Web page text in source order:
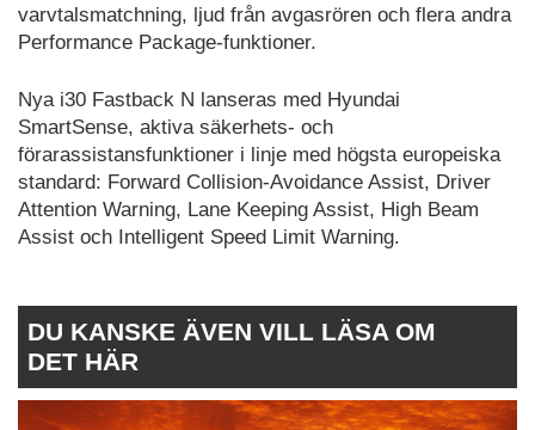
varvtalsmatchning, ljud från avgasrören och flera andra
Performance Package-funktioner.
Nya i30 Fastback N lanseras med Hyundai
SmartSense, aktiva säkerhets- och
förarassistansfunktioner i linje med högsta europeiska
standard: Forward Collision-Avoidance Assist, Driver
Attention Warning, Lane Keeping Assist, High Beam
Assist och Intelligent Speed Limit Warning.
DU KANSKE ÄVEN VILL LÄSA OM
DET HÄR